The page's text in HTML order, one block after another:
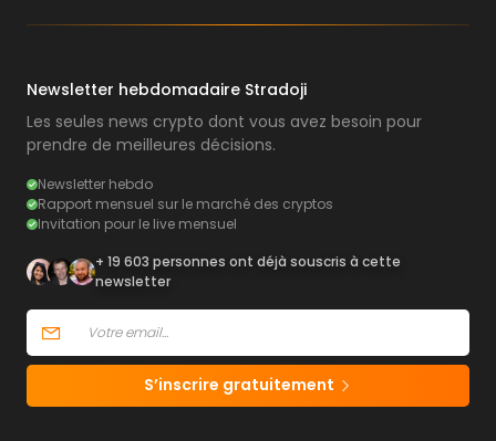
Newsletter hebdomadaire Stradoji
Les seules news crypto dont vous avez besoin pour
prendre de meilleures décisions.
Newsletter hebdo
Rapport mensuel sur le marché des cryptos
Invitation pour le live mensuel
+ 19 603 personnes ont déjà souscris à cette
newsletter
S’inscrire gratuitement